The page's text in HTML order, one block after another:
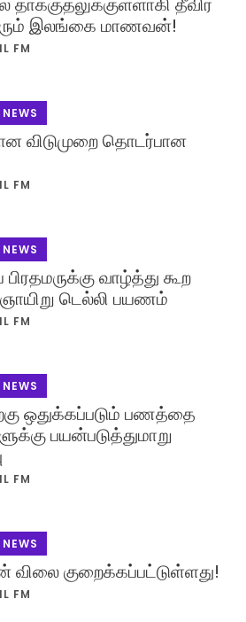
இலங்கை மாணவன்!
FM
விடுமுறை தொடர்பான
FM
வாழ்த்து கூற
டெல்லி பயணம்
FM
ஒதுக்கப்படும் பணத்தை
பயன்படுத்துமாறு
FM
விலை குறைக்கப்பட்டுள்ளது!
FM